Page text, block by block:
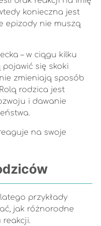
konieczna jest
epizody nie muszą
– w ciągu kilku
się skoki
zmieniają sposób
rodzica jest
i dawanie
przykłady
jak różnorodne
reakcji.